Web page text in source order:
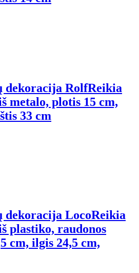
dekoracija RolfReikia
metalo, plotis 15 cm,
33 cm
dekoracija LocoReikia
plastiko, raudonos
cm, ilgis 24,5 cm,